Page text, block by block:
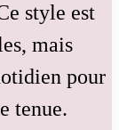
style est
mais
pour
tenue.